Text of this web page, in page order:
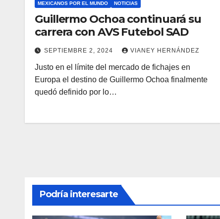
MEXICANOS POR EL MUNDO NOTICIAS
Guillermo Ochoa continuará su
carrera con AVS Futebol SAD
SEPTIEMBRE 2, 2024 VIANEY HERNÁNDEZ
Justo en el límite del mercado de fichajes en
Europa el destino de Guillermo Ochoa finalmente
quedó definido por lo…
Podría interesarte